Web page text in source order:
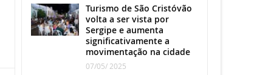
Turismo de São Cristóvão
volta a ser vista por
Sergipe e aumenta
significativamente a
movimentação na cidade
07/05/ 2025